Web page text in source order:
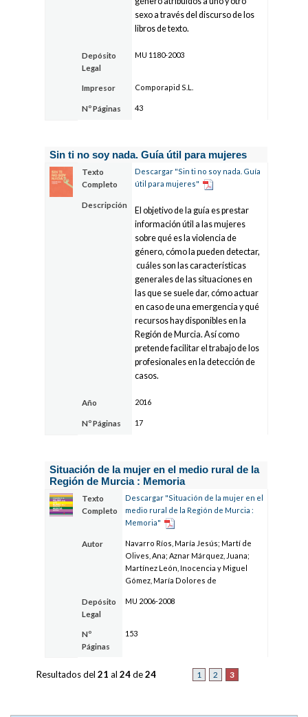
sexo a través del discurso de los
libros de texto.
Depósito
Legal
MU 1180-2003
Impresor Comporapid S.L.
Nº Páginas 43
Sin ti no soy nada. Guía útil para mujeres
Texto
Completo
Descargar "Sin ti no soy nada. Guía
útil para mujeres"
Descripción
El objetivo de la guía es prestar
información útil a las mujeres
sobre qué es la violencia de
género, cómo la pueden detectar,
cuáles son las características
generales de las situaciones en
las que se suele dar, cómo actuar
en caso de una emergencia y qué
recursos hay disponibles en la
Región de Murcia. Así como
pretende facilitar el trabajo de los
profesionales en la detección de
casos.
Año 2016
Nº Páginas 17
Situación de la mujer en el medio rural de la
Región de Murcia : Memoria
Texto
Completo
Descargar "Situación de la mujer en el
medio rural de la Región de Murcia :
Memoria"
Autor
Navarro Ríos, María Jesús; Martí de
Olives, Ana; Aznar Márquez, Juana;
Martínez León, Inocencia y Miguel
Gómez, María Dolores de
Depósito
Legal
MU 2006-2008
Nº
Páginas
153
1 2 3
Resultados del21 al24de24